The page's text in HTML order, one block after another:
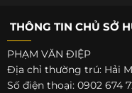
THÔNG TIN CHỦ SỞ
PHẠM VĂN ĐIỆP
Địa chỉ thường trú: Hải
Số điện thoại: 0902 674